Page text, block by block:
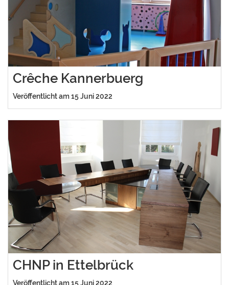
Crêche Kannerbuerg
Veröffentlicht am 15 Juni 2022
CHNP in Ettelbrück
Veröffentlicht am 15 Juni 2022